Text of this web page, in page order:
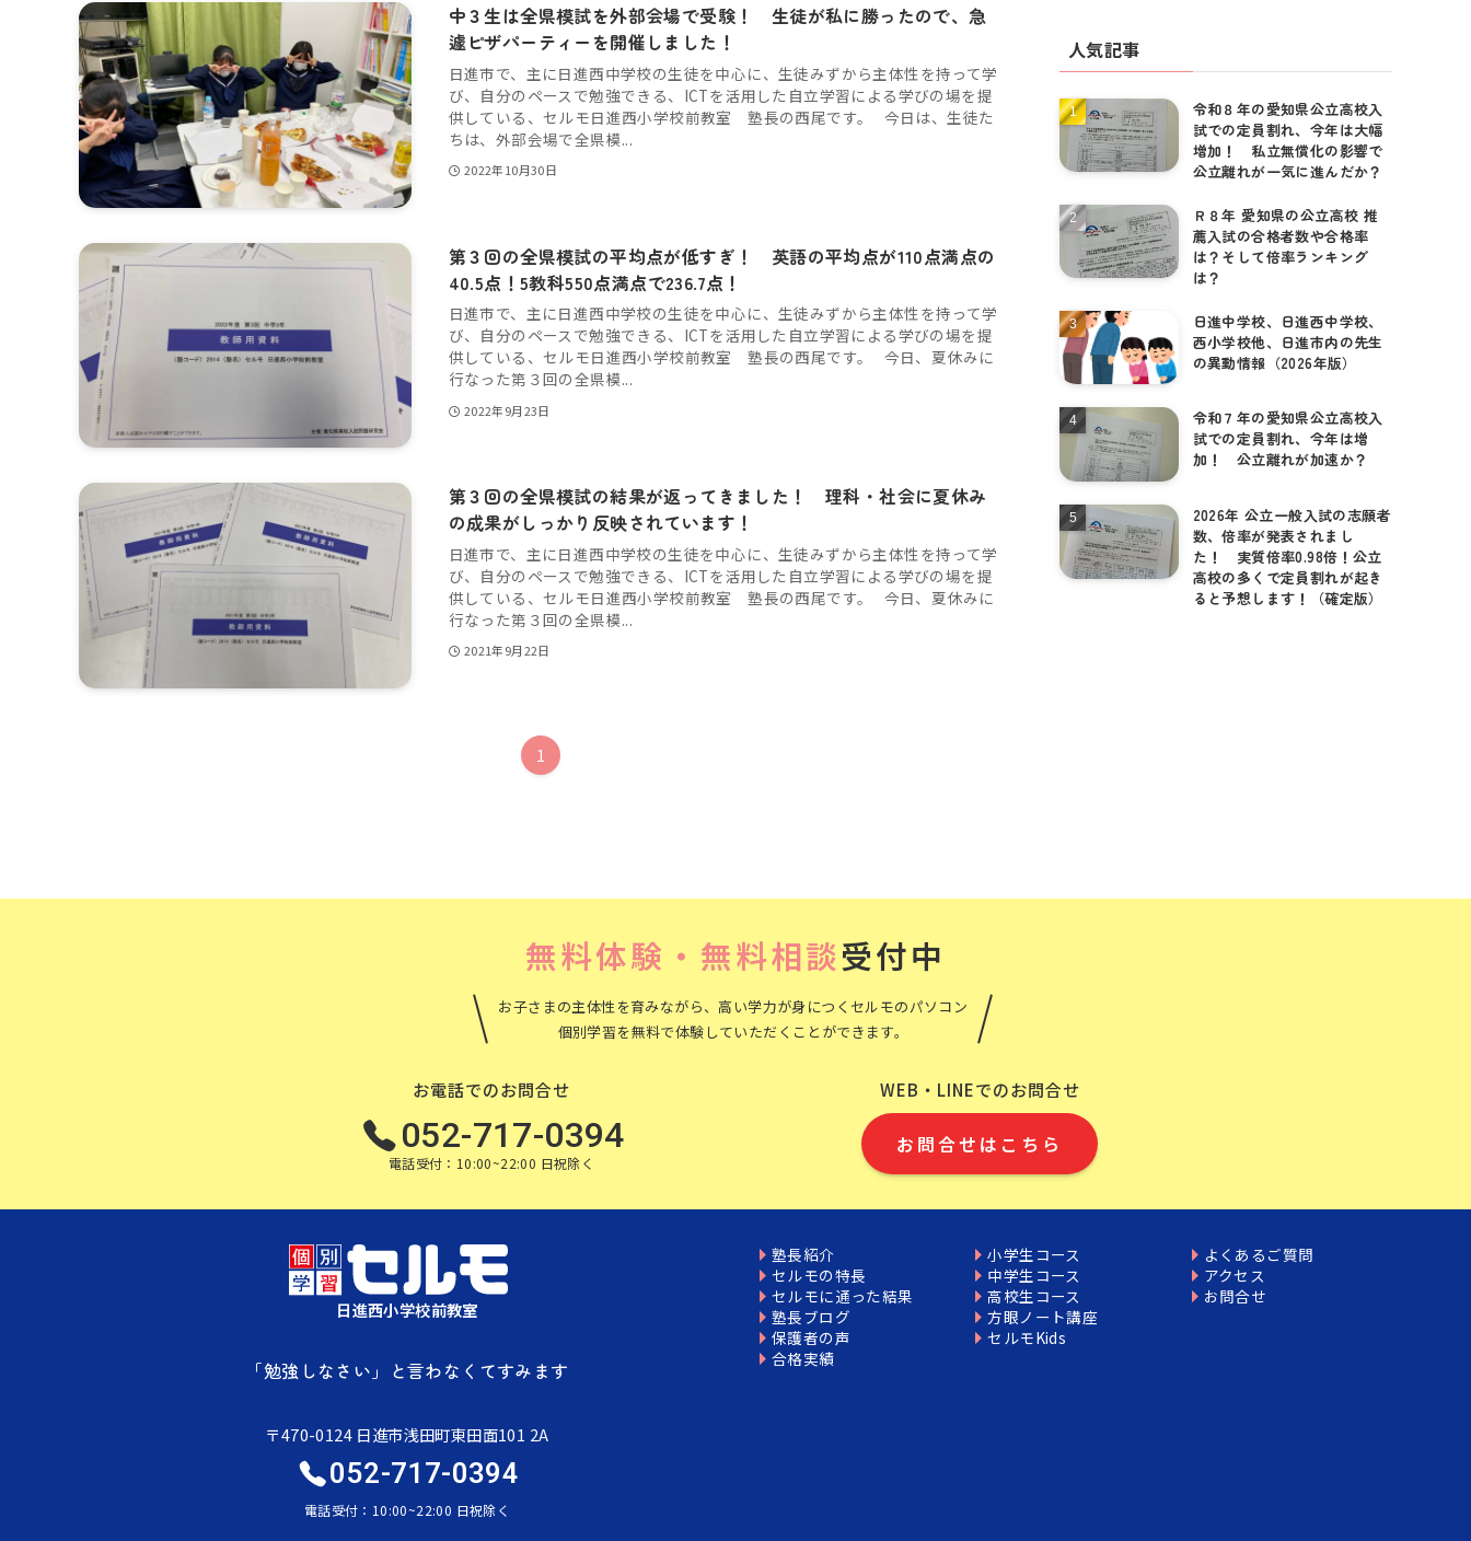
中３生は全県模試を外部会場で受験！ 生徒が私に勝ったので、急
遽ピザパーティーを開催しました！
日進市で、主に日進西中学校の生徒を中心に、生徒みずから主体性を持って学
び、自分のペースで勉強できる、ICTを活用した自立学習による学びの場を提
供している、セルモ日進西小学校前教室 塾長の西尾です。 今日は、生徒た
ちは、外部会場で全県模...
2022年10月30日
第３回の全県模試の平均点が低すぎ！ 英語の平均点が110点満点の
40.5点！5教科550点満点で236.7点！
日進市で、主に日進西中学校の生徒を中心に、生徒みずから主体性を持って学
び、自分のペースで勉強できる、ICTを活用した自立学習による学びの場を提
供している、セルモ日進西小学校前教室 塾長の西尾です。 今日、夏休みに
行なった第３回の全県模...
2022年9月23日
第３回の全県模試の結果が返ってきました！ 理科・社会に夏休み
の成果がしっかり反映されています！
日進市で、主に日進西中学校の生徒を中心に、生徒みずから主体性を持って学
び、自分のペースで勉強できる、ICTを活用した自立学習による学びの場を提
供している、セルモ日進西小学校前教室 塾長の西尾です。 今日、夏休みに
行なった第３回の全県模...
2021年9月22日
1
ブ人気記事
令和８年の愛知県公立高校入
試での定員割れ、今年は大幅
増加！ 私立無償化の影響で
公立離れが一気に進んだか？
Ｒ８年 愛知県の公立高校 推
薦入試の合格者数や合格率
は？そして倍率ランキング
は？
日進中学校、日進西中学校、
西小学校他、日進市内の先生
の異動情報（2026年版）
令和７年の愛知県公立高校入
試での定員割れ、今年は増
加！ 公立離れが加速か？
2026年 公立一般入試の志願者
数、倍率が発表されまし
た！ 実質倍率0.98倍！公立
高校の多くで定員割れが起き
ると予想します！（確定版）
無料体験・無料相談受付中
お子さまの主体性を育みながら、高い学力が身につくセルモのパソコン
個別学習を無料で体験していただくことができます。
お電話でのお問合せ
052-717-0394
電話受付：10:00~22:00 日祝除く
WEB・LINEでのお問合せ
お問合せはこちら
日進西小学校前教室
「勉強しなさい」と言わなくてすみます
〒470-0124 日進市浅田町東田面101 2A
052-717-0394
電話受付：10:00~22:00 日祝除く
塾長紹介
セルモの特長
セルモに通った結果
塾長ブログ
保護者の声
合格実績
小学生コース
中学生コース
高校生コース
方眼ノート講座
セルモKids
よくあるご質問
アクセス
お問合せ